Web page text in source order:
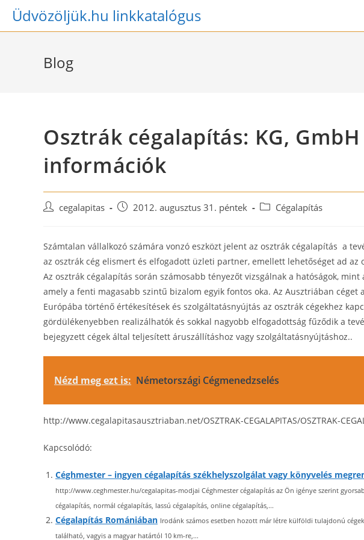
SkipÜdvözöljük.hu linkkatalógus
Blog
Osztrák cégalapítás: KG,
információk
Post cegalapitas
Post 2012. augusztus 31. péntek
Post Cégalapítás
Számtalan vállalkozó számára vonzó eszközt jelent az osztrák cégalapítás a
az osztrák cég elismert és elfogadott üzleti partner, emellett lehetőséget ad
Az osztrák cégalapítás során számosabb tényezőt vizsgálnak a hatóságok,
amely a fenti magasabb szintű bizalom egyik fontos oka. Az Ausztriában
Európába történő értékesítések és szolgáltatásnyújtás az osztrák cégekhez
gördülékenyebben realizálhatók és sokkal nagyobb elfogadottság fűződik a
bejegyzett cégek által teljesített áruszállításhoz vagy szolgáltatásnyújtáshoz..
Nézd meg ezt is: Németországi Cégmenedzselés
http://www.cegalapitasausztriaban.net/OSZTRAK-CEGALAPITAS/OSZTRAK-
Kapcsolódó:
Céghmester – ingyen cégalapítás székhelyszolgálat vagy könyvelés
http://www.ceghmester.hu/cegalapitas-modjai Céghmester cégalapítás az Ön igénye szerint
cégalapítás, normál cégalapítás, lassú cégalapítás, online cégalapítás,...
Cégalapítás Romániában Irodánk számos esetben hozott már létre külföldi tulajdonú
található, vagyis a magyar határtól 10 km-re,...